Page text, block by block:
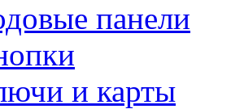
панели
и карты